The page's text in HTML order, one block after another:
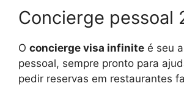
Concierge pessoal
O concierge visa infinite é seu
pessoal, sempre pronto para
pedir reservas em restaurantes